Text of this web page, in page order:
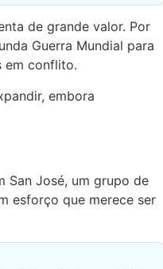
de grande valor. Por
Guerra Mundial para
em conflito.
embora
San José, um grupo de
esforço que merece ser